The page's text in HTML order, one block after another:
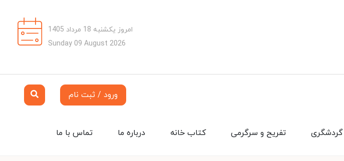
امروز یکشنبه 18 مرداد 1405
Sunday 09 August 2026
ورود / ثبت نام
تماس با ما درباره ما کتاب خانه تفریح و سرگرمی گردشگری